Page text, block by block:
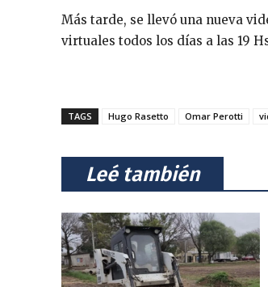
Más tarde, se llevó una nueva
virtuales todos los días a las 19
TAGS Hugo Rasetto Omar Perotti
⠀Leé también⠀